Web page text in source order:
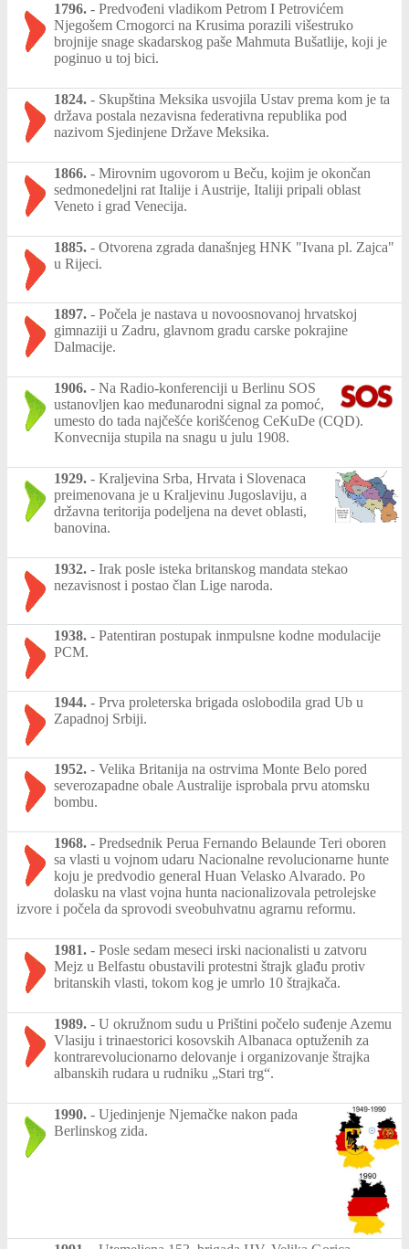
1796. - Predvođeni vladikom Petrom I Petrovićem
Njegošem Crnogorci na Krusima porazili višestruko
brojnije snage skadarskog paše Mahmuta Bušatlije, koji je
poginuo u toj bici.
1824. - Skupština Meksika usvojila Ustav prema kom je ta
država postala nezavisna federativna republika pod
nazivom Sjedinjene Države Meksika.
1866. - Mirovnim ugovorom u Beču, kojim je okončan
sedmonedeljni rat Italije i Austrije, Italiji pripali oblast
Veneto i grad Venecija.
1885. - Otvorena zgrada današnjeg HNK "Ivana pl. Zajca"
u Rijeci.
1897. - Počela je nastava u novoosnovanoj hrvatskoj
gimnaziji u Zadru, glavnom gradu carske pokrajine
Dalmacije.
1906. - Na Radio-konferenciji u Berlinu SOS
ustanovljen kao međunarodni signal za pomoć,
umesto do tada najčešće korišćenog CeKuDe (CQD).
Konvecnija stupila na snagu u julu 1908.
1929. - Kraljevina Srba, Hrvata i Slovenaca
preimenovana je u Kraljevinu Jugoslaviju, a
državna teritorija podeljena na devet oblasti,
banovina.
1932. - Irak posle isteka britanskog mandata stekao
nezavisnost i postao član Lige naroda.
1938. - Patentiran postupak inmpulsne kodne modulacije
PCM.
1944. - Prva proleterska brigada oslobodila grad Ub u
Zapadnoj Srbiji.
1952. - Velika Britanija na ostrvima Monte Belo pored
severozapadne obale Australije isprobala prvu atomsku
bombu.
1968. - Predsednik Perua Fernando Belaunde Teri oboren
sa vlasti u vojnom udaru Nacionalne revolucionarne hunte
koju je predvodio general Huan Velasko Alvarado. Po
dolasku na vlast vojna hunta nacionalizovala petrolejske
izvore i počela da sprovodi sveobuhvatnu agrarnu reformu.
1981. - Posle sedam meseci irski nacionalisti u zatvoru
Mejz u Belfastu obustavili protestni štrajk glađu protiv
britanskih vlasti, tokom kog je umrlo 10 štrajkača.
1989. - U okružnom sudu u Prištini počelo suđenje Azemu
Vlasiju i trinaestorici kosovskih Albanaca optuženih za
kontrarevolucionarno delovanje i organizovanje štrajka
albanskih rudara u rudniku „Stari trg“.
1990. - Ujedinjenje Njemačke nakon pada
Berlinskog zida.